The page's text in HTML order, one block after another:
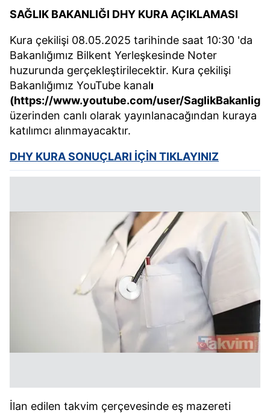
SAĞLIK BAKANLIĞI DHY KURA AÇIKLAMASI
Kura çekilişi 08.05.2025 tarihinde saat 10:30 'da
Bakanlığımız Bilkent Yerleşkesinde Noter
huzurunda gerçekleştirilecektir. Kura çekilişi
Bakanlığımız YouTube kanalı
(https://www.youtube.com/user/SaglikBakanligi)
üzerinden canlı olarak yayınlanacağından kuraya
katılımcı alınmayacaktır.
DHY KURA SONUÇLARI İÇİN TIKLAYINIZ
İlan edilen takvim çerçevesinde eş mazereti